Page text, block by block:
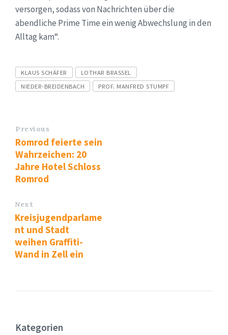
versorgen, sodass von Nachrichten über die
abendliche Prime Time ein wenig Abwechslung in den
Alltag kam“.
Tags
KLAUS SCHÄFER
LOTHAR BRASSEL
NIEDER-BREIDENBACH
PROF. MANFRED STUMPF
Previous
Romrod feierte sein
Wahrzeichen: 20
Jahre Hotel Schloss
Romrod
Next
Kreisjugendparlame
nt und Stadt
weihen Graffiti-
Wand in Zell ein
Kategorien